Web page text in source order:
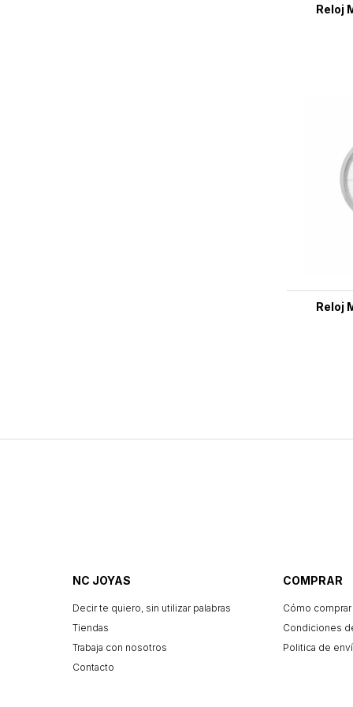
Reloj
Reloj
NC JOYAS
Decir te quiero, sin utilizar palabras
Tiendas
Trabaja con nosotros
Contacto
COMPRAR
Cómo comprar
Condiciones
Politica de